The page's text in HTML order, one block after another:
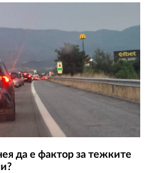
да е фактор за тежките